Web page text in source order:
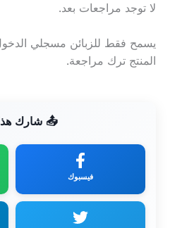
لا توجد مراجعات بعد.
يسمح فقط للزبائن مسجلي
المنتج ترك مراجعة.
📤 شارك هذا
فيسبوك